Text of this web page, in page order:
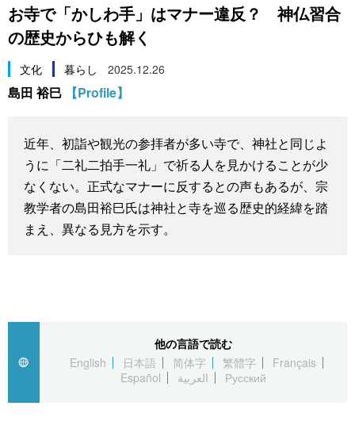
社会
文化
暮らし
スポーツ・東京2020
旅と暮らし
動画/Live
Cinema
Topics
暮らし
スポーツ・東京2020
お寺で「かしわ手」はマナー違反？ 神仏習合
の歴史からひも解く
文化 暮らし 2025.12.26
島田 裕巳 【Profile】
近年、初詣や観光の参拝者が多い寺で、神社と同じよ
うに「二礼二拍手一礼」で祈る人を見かけることが少
なくない。正式なマナーに反するとの声もあるが、宗
教学者の島田裕巳氏は神社と寺を巡る歴史的経緯を踏
まえ、異なる見方を示す。
他の言語で読む
English
日本語 简体字 繁體字
Français
Español
العربية Русский